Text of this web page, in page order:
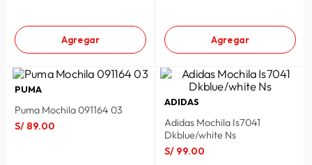
Agregar Agregar
PUMA
Puma Mochila 091164 03
S/ 89.00
ADIDAS
Adidas Mochila Is7041
Dkblue/white Ns
S/ 99.00